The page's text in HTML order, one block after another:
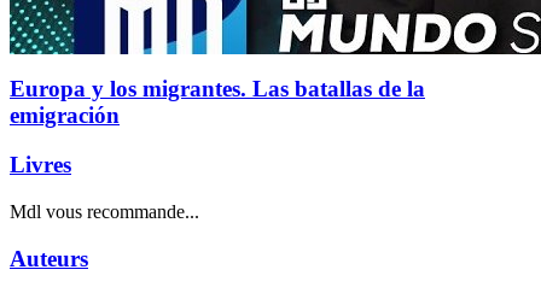
Europa y los migrantes. Las batallas de la
emigración
Livres
Mdl vous recommande...
Auteurs